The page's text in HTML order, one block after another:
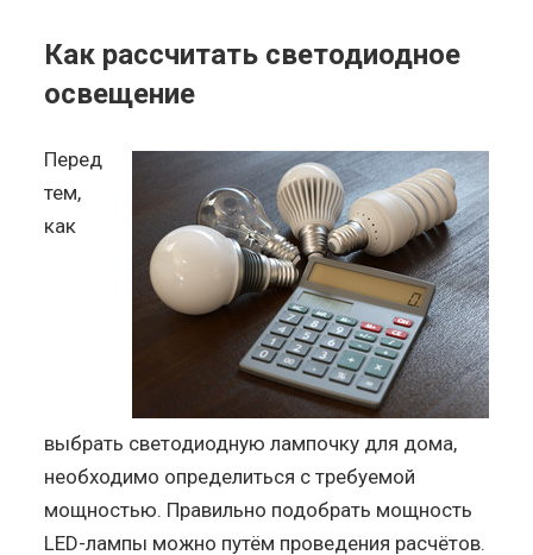
Как рассчитать светодиодное
освещение
Перед
тем,
как
выбрать светодиодную лампочку для дома,
необходимо определиться с требуемой
мощностью. Правильно подобрать мощность
LED-лампы можно путём проведения расчётов.